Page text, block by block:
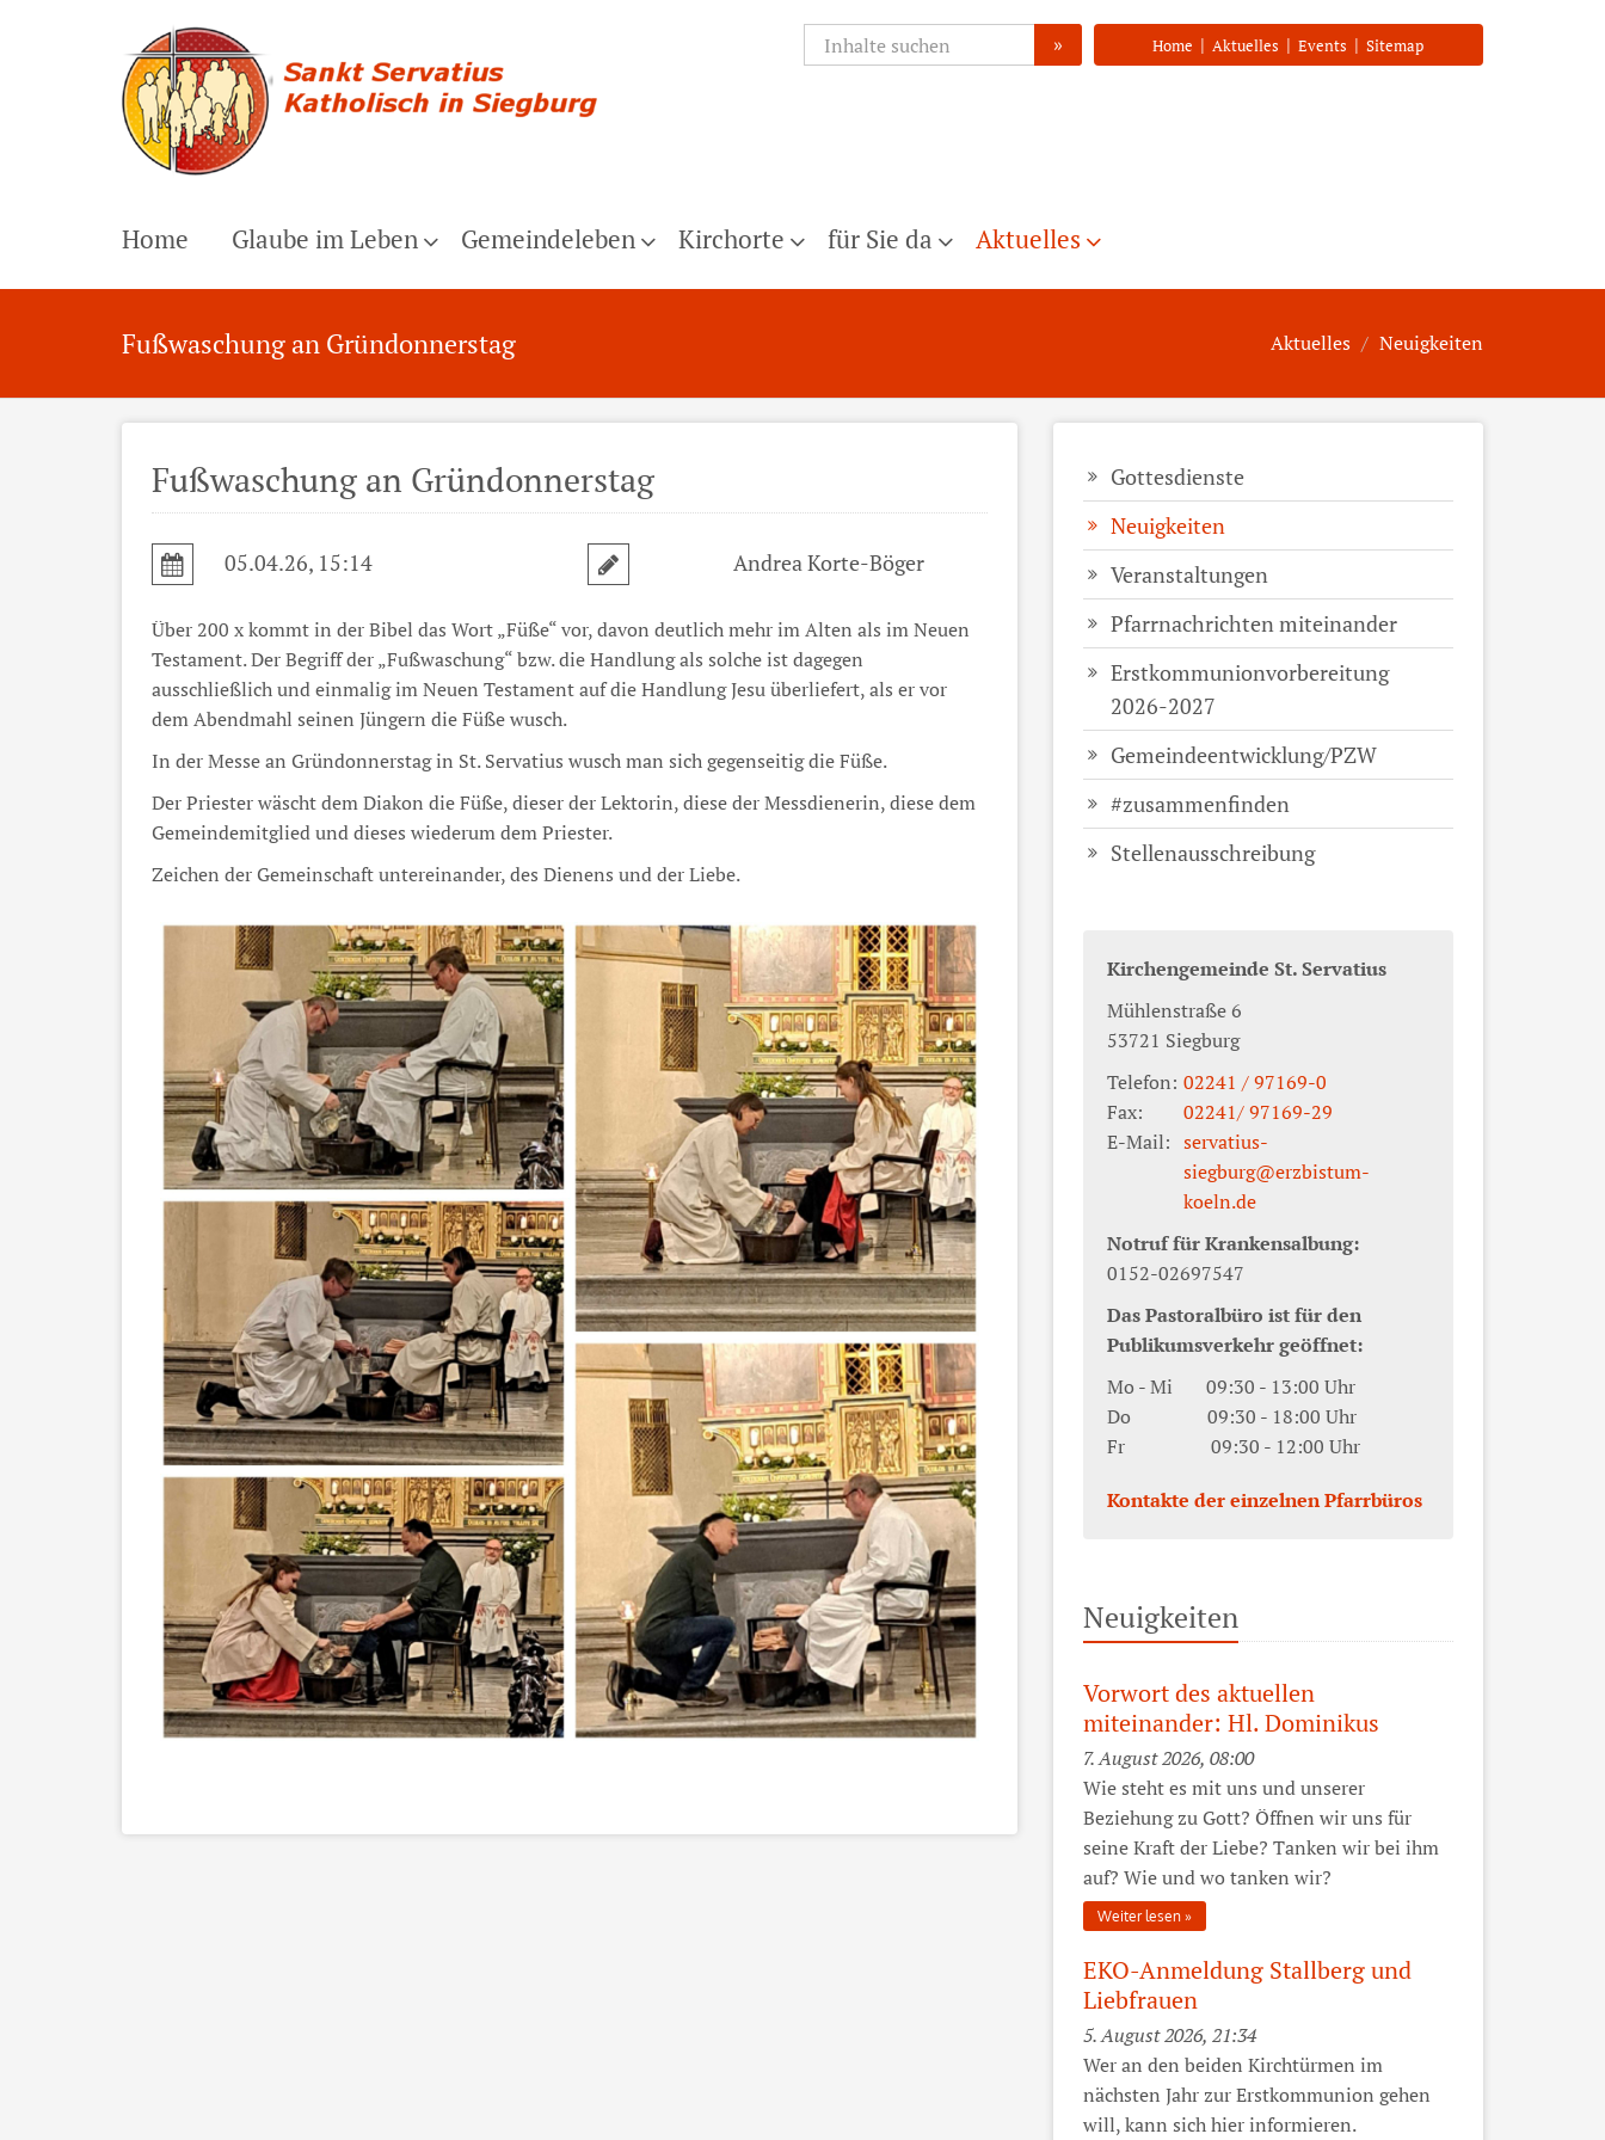
Home | Aktuelles | Events | Sitemap
»
Home Glaube im Leben Gemeindeleben Kirchorte für Sie da Aktuelles
Fußwaschung an Gründonnerstag Aktuelles Neuigkeiten
Fußwaschung an Gründonnerstag
05.04.26, 15:14 Andrea Korte-Böger
Über 200 x kommt in der Bibel das Wort „Füße“ vor, davon deutlich mehr im Alten als im Neuen
Testament. Der Begriff der „Fußwaschung“ bzw. die Handlung als solche ist dagegen
ausschließlich und einmalig im Neuen Testament auf die Handlung Jesu überliefert, als er vor
dem Abendmahl seinen Jüngern die Füße wusch.
In der Messe an Gründonnerstag in St. Servatius wusch man sich gegenseitig die Füße.
Der Priester wäscht dem Diakon die Füße, dieser der Lektorin, diese der Messdienerin, diese dem
Gemeindemitglied und dieses wiederum dem Priester.
Zeichen der Gemeinschaft untereinander, des Dienens und der Liebe.
Gottesdienste
Neuigkeiten
Veranstaltungen
Pfarrnachrichten miteinander
Erstkommunionvorbereitung
2026-2027
Gemeindeentwicklung/PZW
#zusammenfinden
Stellenausschreibung
Kirchengemeinde St. Servatius
Mühlenstraße 6
53721 Siegburg
Telefon: 02241 / 97169-0
Fax:
02241/ 97169-29
E-Mail: servatius-
siegburg@erzbistum-
koeln.de
Notruf für Krankensalbung:
0152-02697547
Das Pastoralbüro ist für den
Publikumsverkehr geöffnet:
Mo - Mi 09:30 - 13:00 Uhr
Do 09:30 - 18:00 Uhr
Fr 09:30 - 12:00 Uhr
Kontakte der einzelnen Pfarrbüros
Neuigkeiten
Vorwort des aktuellen
miteinander: Hl. Dominikus
7. August 2026, 08:00
Wie steht es mit uns und unserer
Beziehung zu Gott? Öffnen wir uns für
seine Kraft der Liebe? Tanken wir bei ihm
auf? Wie und wo tanken wir?
Weiter lesen
EKO-Anmeldung Stallberg und
Liebfrauen
5. August 2026, 21:34
Wer an den beiden Kirchtürmen im
nächsten Jahr zur Erstkommunion gehen
will, kann sich hier informieren.